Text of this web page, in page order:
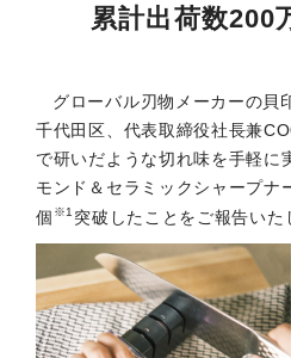
累計出荷数200
グローバル刃物メーカーの貝
千代田区、代表取締役社長兼
で研いだような切れ味を手軽に
モンド＆セラミックシャープナ
個 ※1 突破したことをご報告いた